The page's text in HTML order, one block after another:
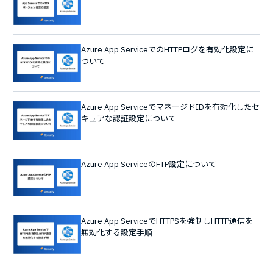
Azure App ServiceでのHTTPログを有効化設定に
ついて
Azure App ServiceでマネージドIDを有効化したセ
キュアな認証設定について
Azure App ServiceのFTP設定について
Azure App ServiceでHTTPSを強制しHTTP通信を
無効化する設定手順